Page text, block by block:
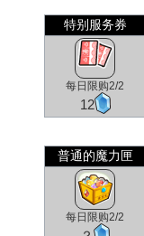
特别服务券
每日限购2/2
12
普通的魔力匣
每日限购2/2